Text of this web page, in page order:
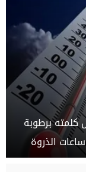
برطوبة
الذروة